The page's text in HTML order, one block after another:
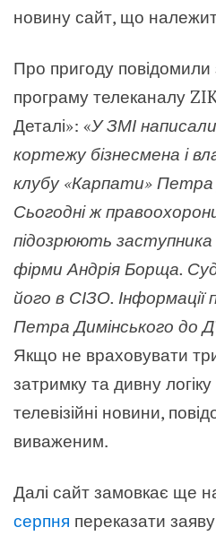
новину сайт, що
Про пригоду
програму телеканалу
Деталі»: «У ЗМІ
кортежу бізнесмена і
клубу «Карпати» Петра
Сьогодні ж
підозрюють заступника
фірми Андрія Борща.
його в СІЗО. Інформації
Петра Димінського до
Якщо не враховувати
затримку та дивну
телевізійні новини,
виваженим.
Далі сайт замовкає ще
серпня переказати